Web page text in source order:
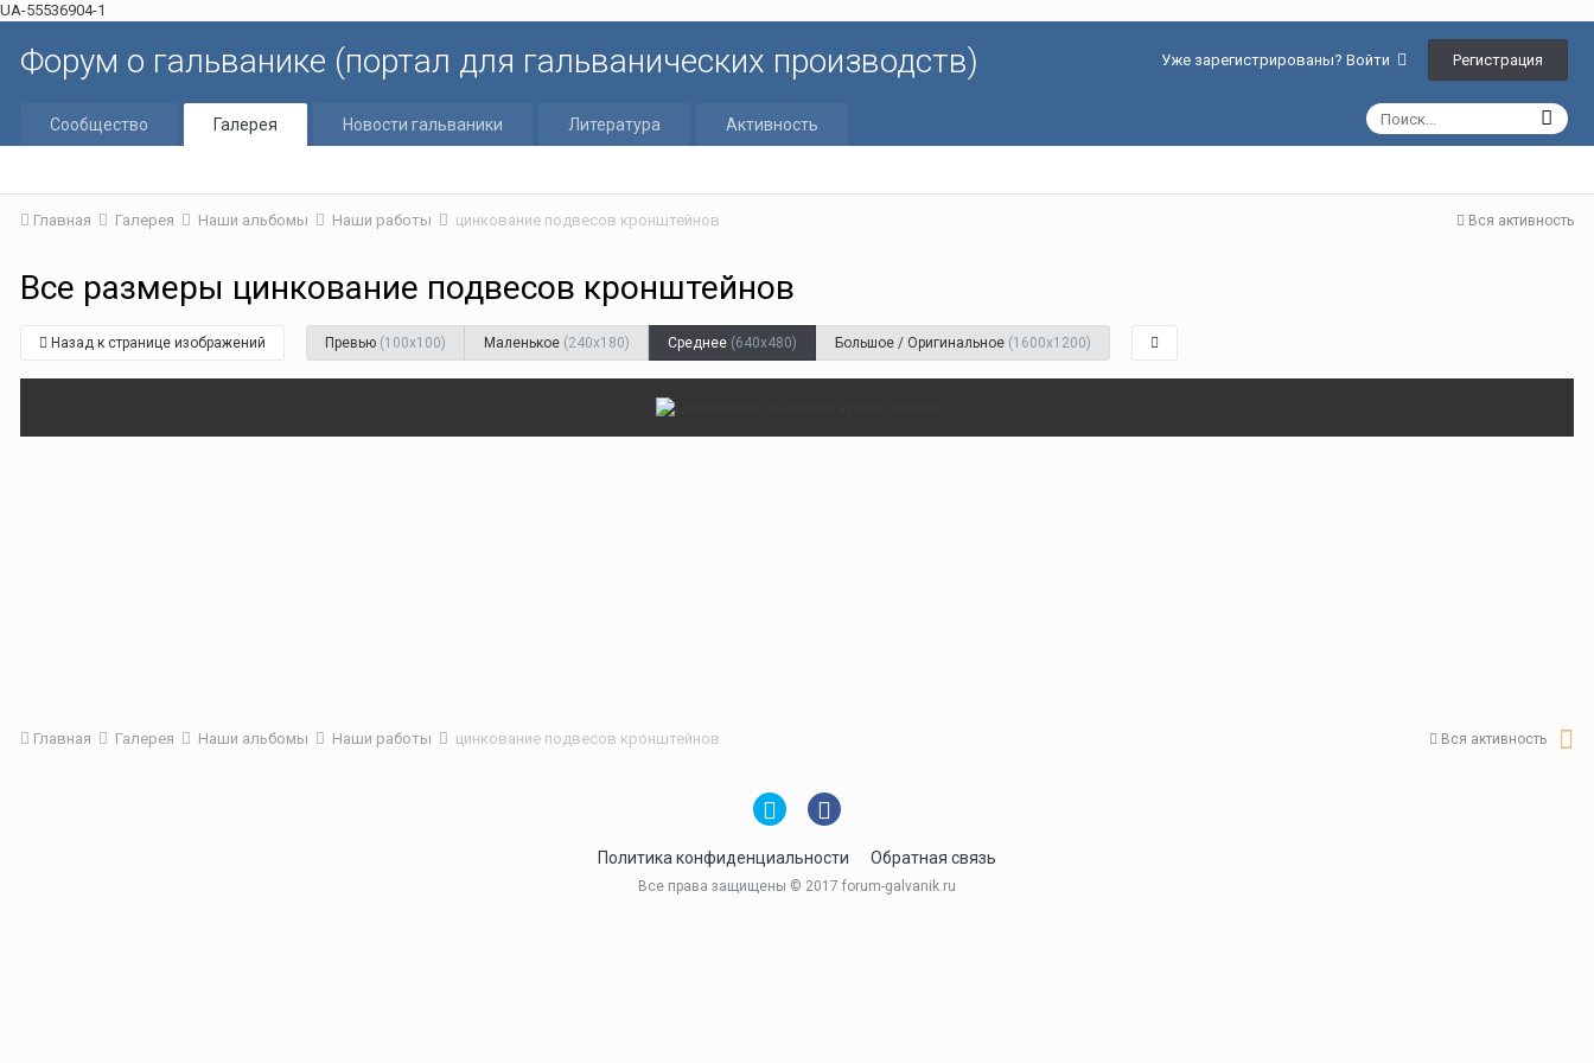
UA-55536904-1
Форум о гальванике (портал для гальванических производств) Уже зарегистрированы? Войти Регистрация
Сообщество Галерея Новости гальваники Литература Активность
Вся активность
Главная Галерея Наши альбомы Наши работы цинкование подвесов кронштейнов
Все размеры цинкование подвесов кронштейнов
Назад к странице изображений Превью (100x100) Маленькое (240x180) Среднее (640x480) Большое / Оригинальное (1600x1200)
Вся активность
Главная Галерея Наши альбомы Наши работы цинкование подвесов кронштейнов
Политика конфиденциальности Обратная связь
Все права защищены © 2017 forum-galvanik.ru